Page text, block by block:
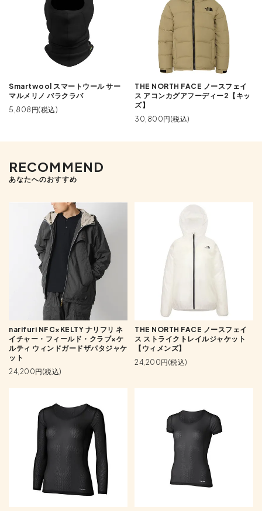
Smartwool スマートウール サー
マルメリノ バラクラバ
5,808円(税込)
THE NORTH FACE ノースフェイ
ス アコンカグアフーディー2【キッ
ズ】
30,800円(税込)
RECOMMEND
あなたへのおすすめ
narifuri NFC×KELTY ナリフリ ネ
イチャー・フィールド・クラブ×ケ
ルティ ウィンドガードザパタジャケ
ット
24,200円(税込)
THE NORTH FACE ノースフェイ
ス ストライクトレイルジャケット
【ウィメンズ】
24,200円(税込)